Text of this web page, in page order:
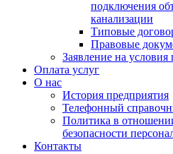
подключения
канализации
Типовые
Правовые
Заявление на
Оплата услуг
О нас
История предприятия
Телефонный
Политика в
безопасности
Контакты